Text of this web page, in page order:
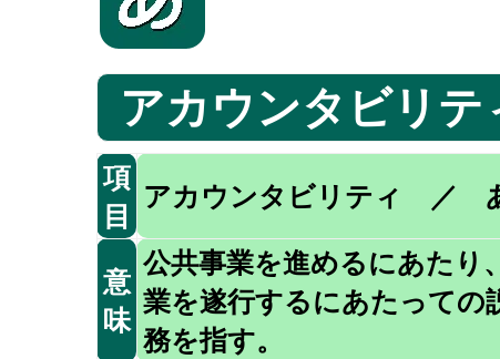
アカウンタビリテ
項
目
アカウンタビリティ ／
意
味
公共事業を進めるにあたり
業を遂行するにあたっての
務を指す。